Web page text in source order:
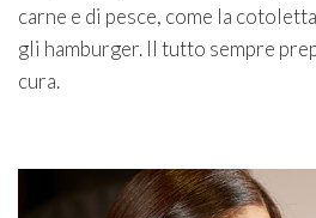
carne e di pesce, come la
gli hamburger. Il tutto sempre
cura.